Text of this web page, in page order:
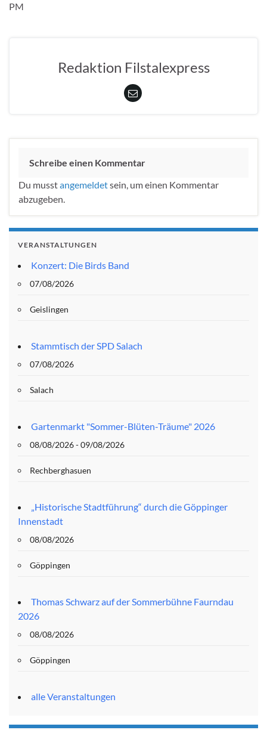
PM
Redaktion Filstalexpress
Schreibe einen Kommentar
Du musstangemeldetsein, um einen Kommentar
abzugeben.
VERANSTALTUNGEN
Konzert: Die Birds Band
07/08/2026
Geislingen
Stammtisch der SPD Salach
07/08/2026
Salach
Gartenmarkt "Sommer-Blüten-Träume" 2026
08/08/2026 - 09/08/2026
Rechberghasuen
„Historische Stadtführung“ durch die Göppinger
Innenstadt
08/08/2026
Göppingen
Thomas Schwarz auf der Sommerbühne Faurndau
2026
08/08/2026
Göppingen
alle Veranstaltungen